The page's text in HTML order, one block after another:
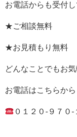
お電話からも受付
★ご相談無料
★お見積もり無料
どんなことでもお
お電話はこちらから
０１２０-９７０-